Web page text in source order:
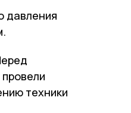
давления
техники